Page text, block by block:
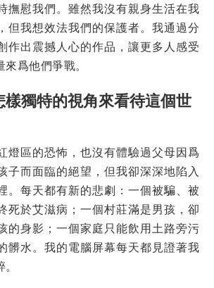
撫慰我們。雖然我沒有親身生活在我
但我想效法我們的保護者。我通過分
作出震撼人心的作品，讓更多人感受
爲他們爭戰。
樣獨特的視角來看待這個世
燈區的恐怖，也沒有體驗過父母因爲
子而面臨的絕望，但我卻深深地陷入
。每天都有新的悲劇：一個被騙、被
死於艾滋病；一個村莊滿是男孩，卻
的身影；一個家庭只能飲用土路旁污
髒水。我的電腦屏幕每天都見證著我